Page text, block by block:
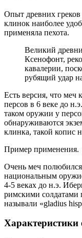
Опыт древних
клинок наиболее
применяла пехота.
Великий
Ксенофонт,
кавалерии,
рубящий удар
Есть версия, что меч
персов в 6 веке до
таком оружии у
обнаруживаются
клинка, такой копис
Пример применения.
Очень меч полюбился
национальным
4-5 веках до н.э.
римскими солдатами
называли «gladius